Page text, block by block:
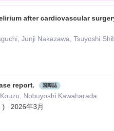
after cardiovascular
Junji Nakazawa, Tsuyoshi
report. 国際誌
Nobuyoshi Kawaharada
) 2026年3月